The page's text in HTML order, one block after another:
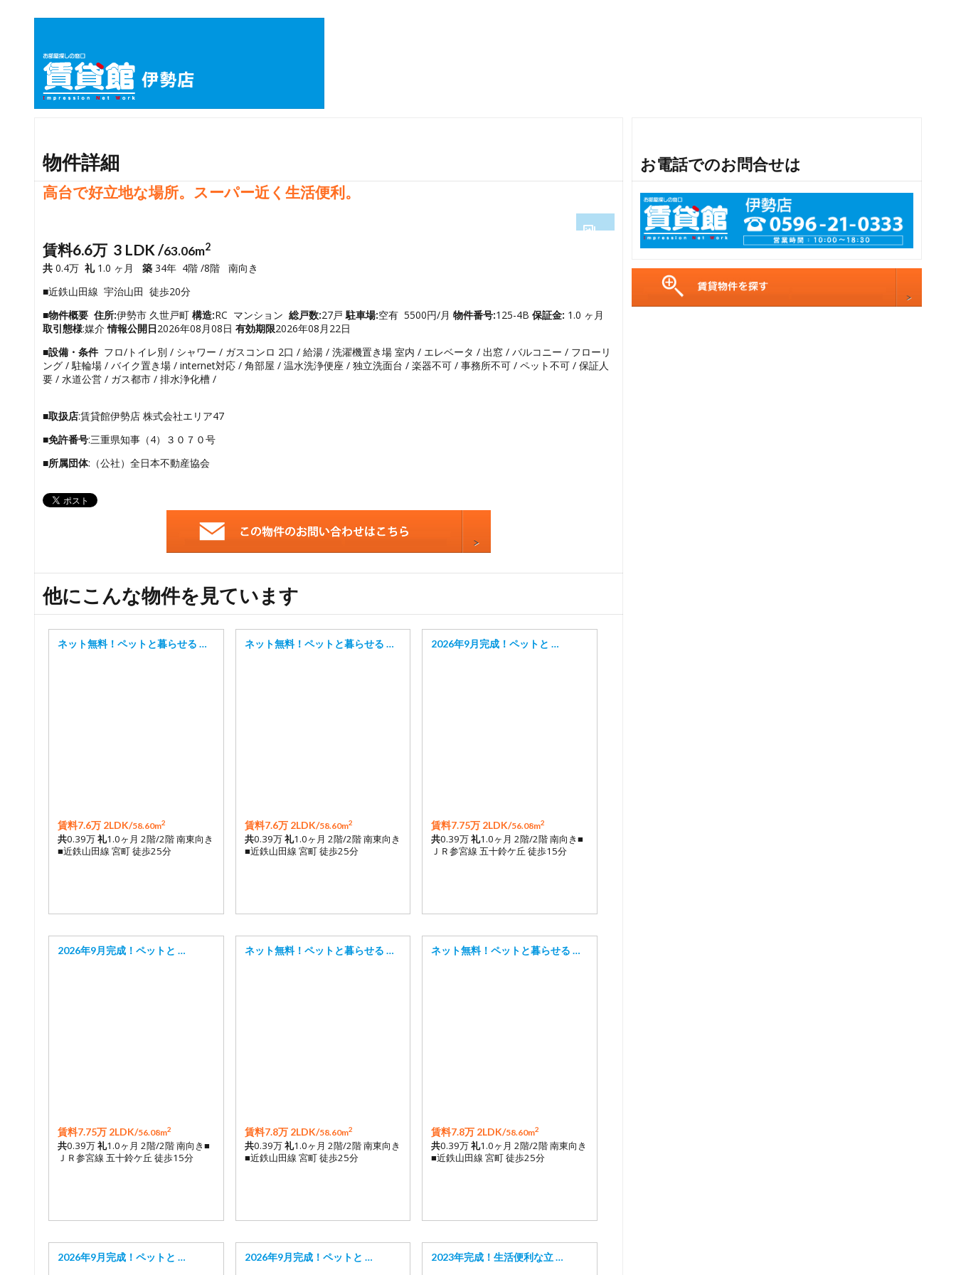
物件詳細
高台で好立地な場所。スーパー近く生活便利。
4
6
16
賃料6.6万 3 LDK /63.06m2
共 0.4万 礼1.0 ヶ月 築 34年 4階 /8階 南向き
■近鉄山田線 宇治山田 徒歩20分
■物件概要 住所:伊勢市 久世戸町 構造:RC マンション 総戸数:27戸 駐車場:空有 5500円/月 物件番号:125-4B 保証金: 1.0 ヶ月
取引態様:媒介情報公開日2026年08月08日 有効期限2026年08月22日
■設備・条件 フロ/トイレ別 / シャワー / ガスコンロ 2口 / 給湯 / 洗濯機置き場 室内 / エレベータ / 出窓 / バルコニー / フローリ
ング / 駐輪場 / バイク置き場 / internet対応 / 角部屋 / 温水洗浄便座 / 独立洗面台 / 楽器不可 / 事務所不可 / ペット不可 / 保証人
要 / 水道公営 / ガス都市 / 排水浄化槽 /
■取扱店:賃貸館伊勢店 株式会社エリア47
■免許番号:三重県知事（4）３０７０号
■所属団体:（公社）全日本不動産協会
他にこんな物件を見ています
ネット無料！ペットと暮らせる …
賃料7.6万 2LDK/58.60m2
共0.39万礼1.0ヶ月 2階/2階 南東向き
■近鉄山田線 宮町 徒歩25分
ネット無料！ペットと暮らせる …
賃料7.6万 2LDK/58.60m2
共0.39万礼1.0ヶ月 2階/2階 南東向き
■近鉄山田線 宮町 徒歩25分
2026年9月完成！ペットと …
賃料7.75万 2LDK/56.08m2
共0.39万礼1.0ヶ月 2階/2階 南向き■
ＪＲ参宮線 五十鈴ケ丘 徒歩15分
2026年9月完成！ペットと …
賃料7.75万 2LDK/56.08m2
共0.39万礼1.0ヶ月 2階/2階 南向き■
ＪＲ参宮線 五十鈴ケ丘 徒歩15分
ネット無料！ペットと暮らせる …
賃料7.8万 2LDK/58.60m2
共0.39万礼1.0ヶ月 2階/2階 南東向き
■近鉄山田線 宮町 徒歩25分
ネット無料！ペットと暮らせる …
賃料7.8万 2LDK/58.60m2
共0.39万礼1.0ヶ月 2階/2階 南東向き
■近鉄山田線 宮町 徒歩25分
2026年9月完成！ペットと … 2026年9月完成！ペットと … 2023年完成！生活便利な立 …
お電話でのお問合せは